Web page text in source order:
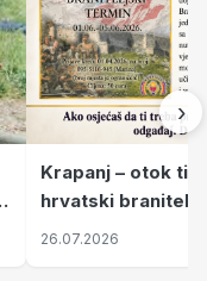
Krapanj – otok
hrvatski branitelji
pronalaze mir
26.07.2026
›